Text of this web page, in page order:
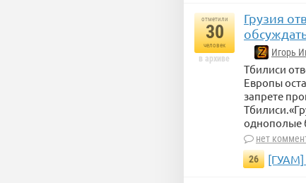
отметили
30
человек
в архиве
Грузия
Игорь
Тбилиси
Европы
запрете
однополые
нет
26
[ГУАМ]